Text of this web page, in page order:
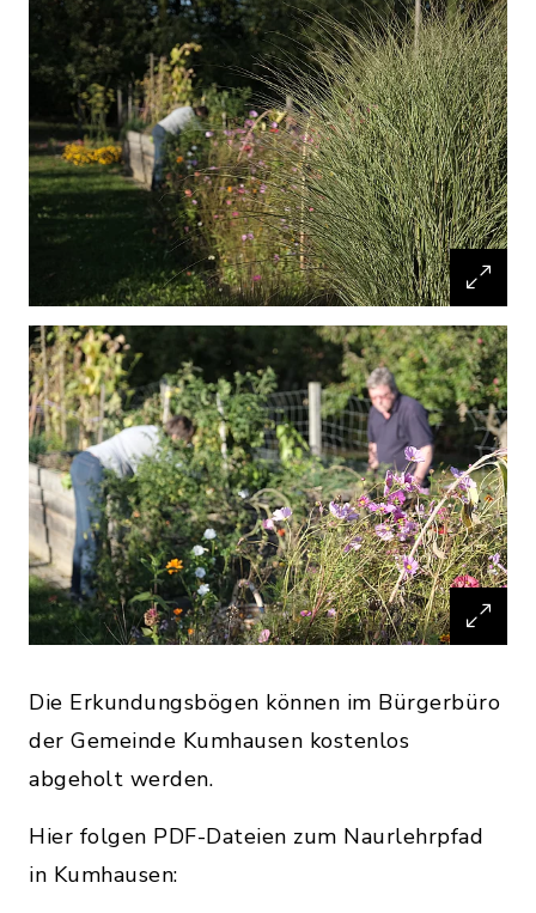
Die Erkundungsbögen können im Bürgerbüro
der Gemeinde Kumhausen kostenlos
abgeholt werden.
Hier folgen PDF-Dateien zum Naurlehrpfad
in Kumhausen: